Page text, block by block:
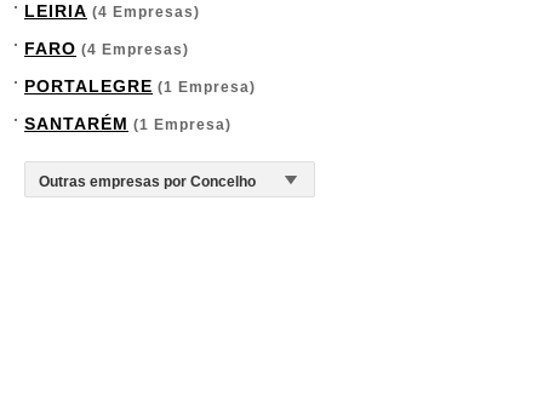
LEIRIA (4 Empresas)
FARO (4 Empresas)
PORTALEGRE (1 Empresa)
SANTARÉM (1 Empresa)